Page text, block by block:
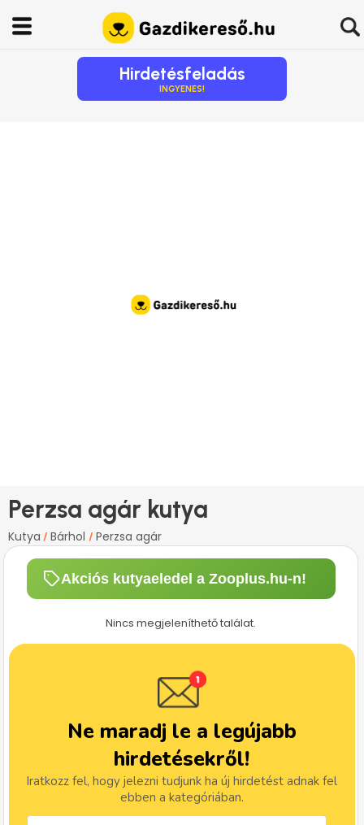
Hirdetésfeladás
INGYENES!
Perzsa agár kutya
Kutya / Bárhol / Perzsa agár
Akciós kutyaeledel a Zooplus.hu-n!
Nincs megjeleníthető találat.
Ne maradj le a legújabb
hirdetésekről!
Iratkozz fel, hogy jelezni tudjunk ha új hirdetést adnak fel
ebben a kategóriában.